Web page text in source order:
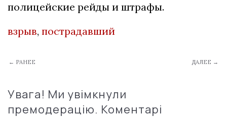
полицейские рейды и штрафы.
взрыв, пострадавший
← РАНЕЕ ДАЛЕЕ →
Увага! Ми увімкнули
премодерацію. Коментарі